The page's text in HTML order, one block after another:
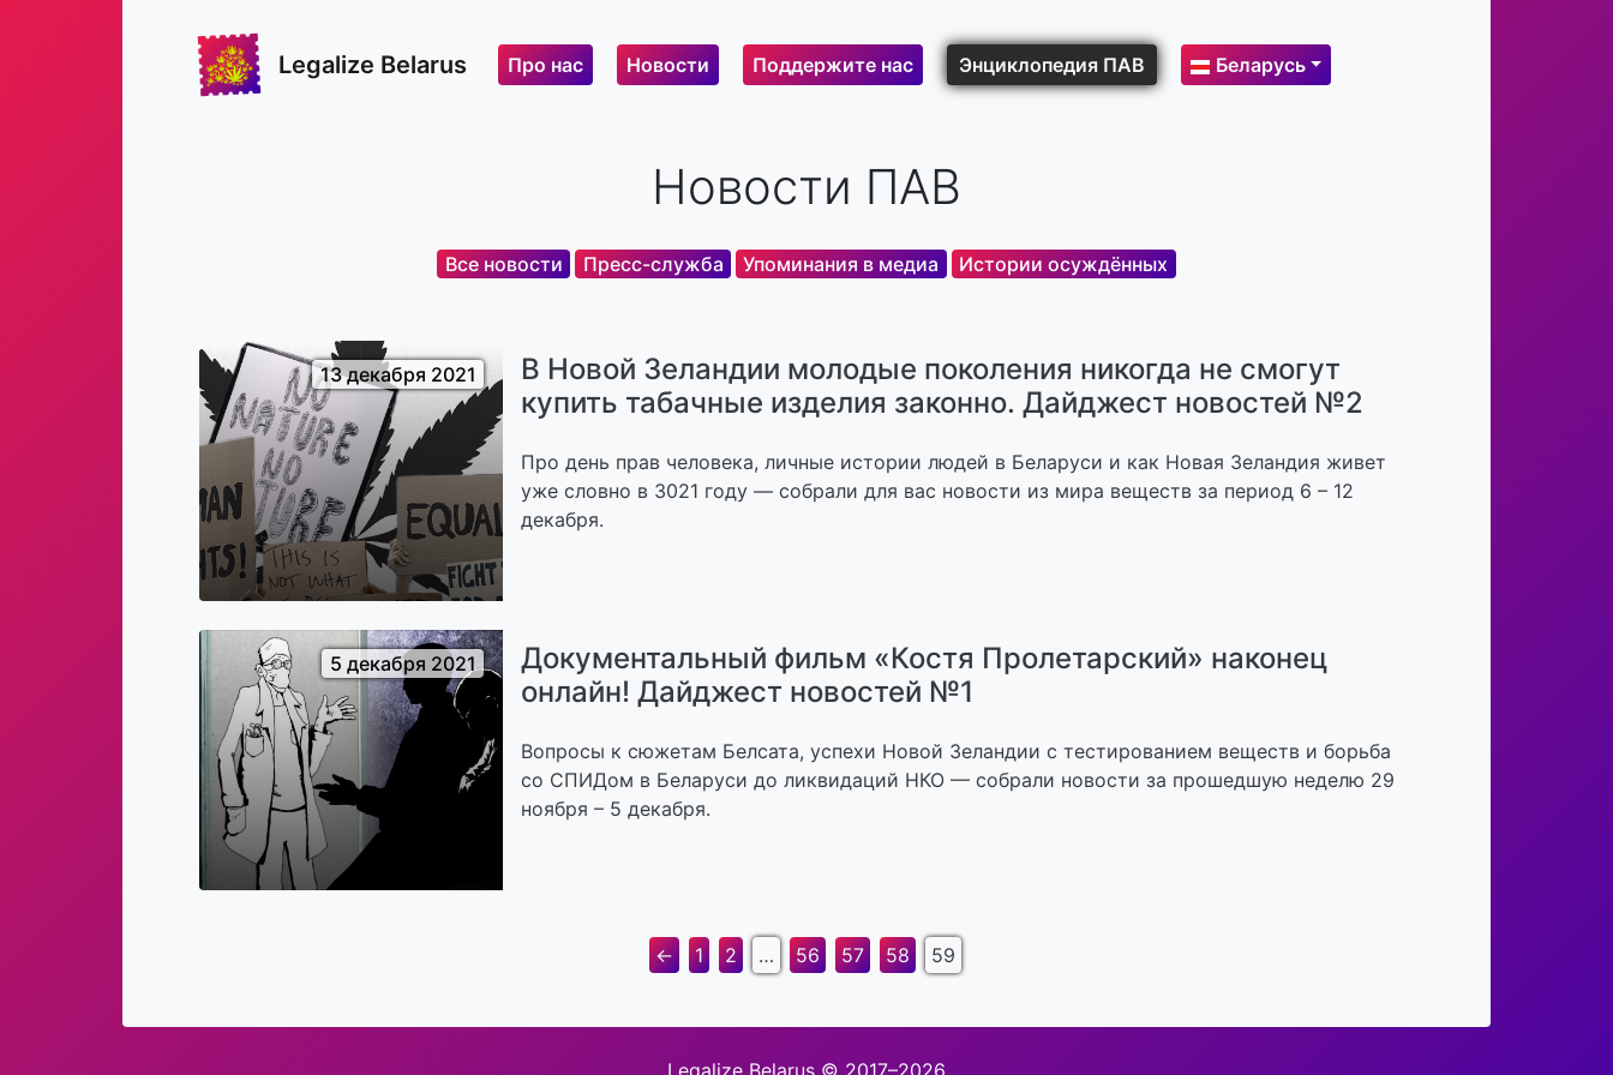
Legalize Belarus Про нас Новости Поддержите нас Энциклопедия ПАВ Беларусь
Новости ПАВ
Все новости Пресс-служба Упоминания в медиа Истории осуждённых
13 декабря 2021
В Новой Зеландии молодые поколения никогда не смогут
купить табачные изделия законно. Дайджест новостей №2
Про день прав человека, личные истории людей в Беларуси и как Новая Зеландия живет
уже словно в 3021 году — собрали для вас новости из мира веществ за период 6 – 12
декабря.
5 декабря 2021
Документальный фильм «Костя Пролетарский» наконец
онлайн! Дайджест новостей №1
Вопросы к сюжетам Белсата, успехи Новой Зеландии с тестированием веществ и борьба
со СПИДом в Беларуси до ликвидаций НКО — собрали новости за прошедшую неделю 29
ноября – 5 декабря.
← 1 2 … 56 57 58 59
Legalize Belarus © 2017–2026